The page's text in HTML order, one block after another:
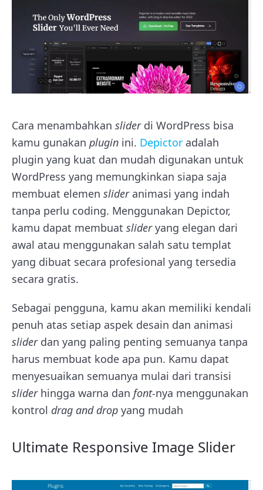
Cara menambahkan slider di WordPress bisa
kamu gunakan plugin ini. Depictor adalah
plugin yang kuat dan mudah digunakan untuk
WordPress yang memungkinkan siapa saja
membuat elemen slider animasi yang indah
tanpa perlu coding. Menggunakan Depictor,
kamu dapat membuat slideryang elegan dari
awal atau menggunakan salah satu templat
yang dibuat secara profesional yang tersedia
secara gratis.
Sebagai pengguna, kamu akan memiliki kendali
penuh atas setiap aspek desain dan animasi
sliderdan yang paling penting semuanya tanpa
harus membuat kode apa pun. Kamu dapat
menyesuaikan semuanya mulai dari transisi
slider hingga warna dan font-nya menggunakan
kontrol drag and drop yang mudah
Ultimate Responsive Image Slider